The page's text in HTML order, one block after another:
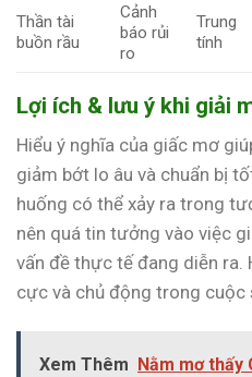
Thần tài
buồn rầu
Cảnh
báo rủi
ro
Trung
tính
Lợi ích & lưu ý khi giải
Hiểu ý nghĩa của giấc mơ
giảm bớt lo âu và chuẩn bị
huống có thể xảy ra trong
nên quá tin tưởng vào việc
vấn đề thực tế đang diễn ra.
cực và chủ động trong cuộc
Xem Thêm Nằm mơ thấy